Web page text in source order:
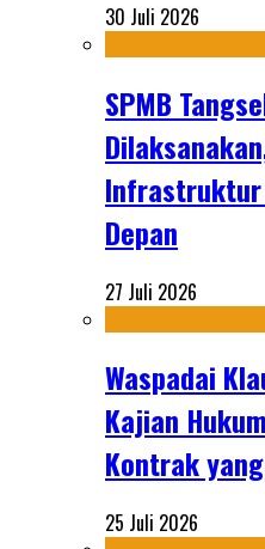
30 Juli 2026
SPMB
Infrastruktur
Depan
27 Juli 2026
Waspadai
Kajian
Kontrak
25 Juli 2026